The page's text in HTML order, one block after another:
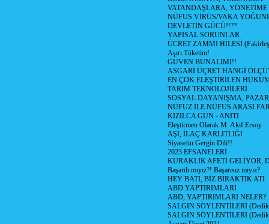
VATANDAŞLARA,
NÜFUS VİRÜS/VAKA
DEVLETİN GÜCÜ!!??
YAPISAL SORUNLAR
ÜCRET ZAMMI HİLESİ
Aşırı Tüketim!
GÜVEN BUNALIMI!!
ASGARİ ÜÇRET HANGİ
EN ÇOK ELEŞTİRİLEN
TARIM TEKNOLOJİLERİ
SOSYAL DAYANIŞMA,
NÜFUZ İLE NÜFUS ARASI
KIZILCA GÜN - ANITI
Eleştirmen Olarak M. Akif Ersoy
AŞI, İLAÇ KARLITLIĞI
Siyasetin Gergin Dili!!
2023 EFSANELERİ
KURAKLIK AFETİ GELİYOR,
Başarılı mıyız?! Başarısız mıyız?
HEY BATI, BİZ BIRAKTIK ATI
ABD YAPTIRIMLARI
ABD, YAPTIRIMLARI NELER?
SALGIN SÖYLENTİLERİ
SALGIN SÖYLENTİLERİ